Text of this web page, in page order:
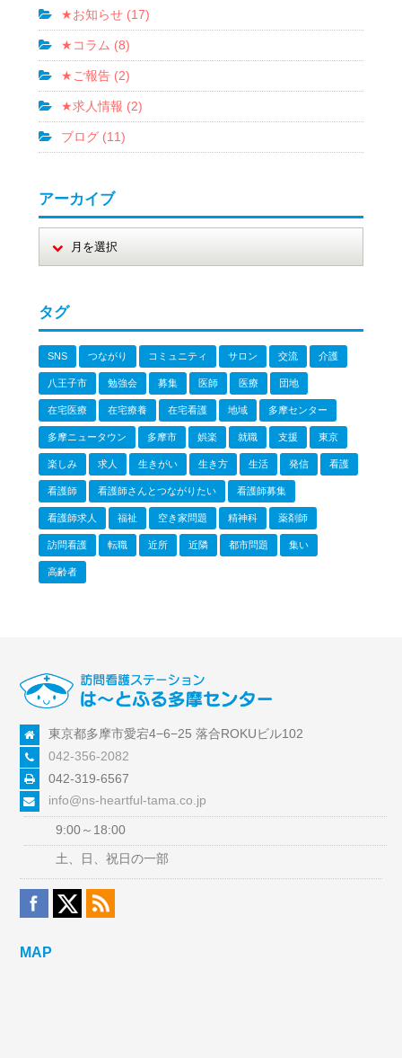
★お知らせ (17)
★コラム (8)
★ご報告 (2)
★求人情報 (2)
ブログ (11)
アーカイブ
タグ
SNS つながり コミュニティ サロン 交流 介護
八王子市 勉強会 募集 医師 医療 団地
在宅医療 在宅療養 在宅看護 地域 多摩センター
多摩ニュータウン 多摩市 娯楽 就職 支援 東京
楽しみ 求人 生きがい 生き方 生活 発信 看護
看護師 看護師さんとつながりたい 看護師募集
看護師求人 福祉 空き家問題 精神科 薬剤師
訪問看護 転職 近所 近隣 都市問題 集い
高齢者
東京都多摩市愛宕4−6−25 落合ROKUビル102
042-356-2082
042-319-6567
info@ns-heartful-tama.co.jp
9:00～18:00
土、日、祝日の一部
MAP